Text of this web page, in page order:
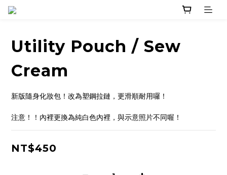
Utility Pouch / Sew
Cream
新版隨身化妝包！改為塑鋼拉鏈，更滑順耐用囉！
注意！！內裡更換為純白色內裡，與示意照片不同喔！
NT$450